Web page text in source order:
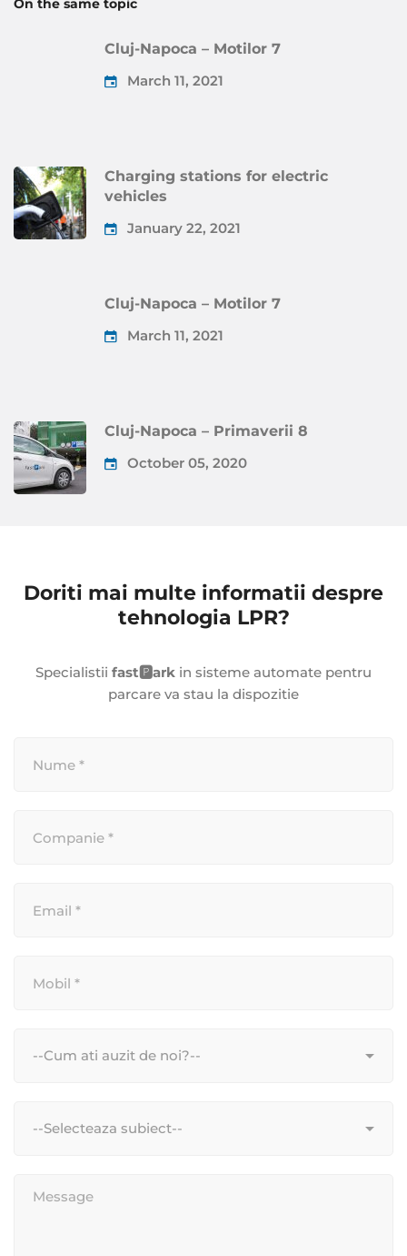
On the same topic
Cluj-Napoca – Motilor 7
March 11, 2021
Charging stations for electric
vehicles
January 22, 2021
Cluj-Napoca – Motilor 7
March 11, 2021
Cluj-Napoca – Primaverii 8
October 05, 2020
Doriti mai multe informatii despre
tehnologia LPR?
Specialistii fast🅿️ark in sisteme automate pentru
parcare va stau la dispozitie